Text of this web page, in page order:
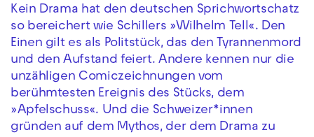
Kein Drama hat den deutschen Sprichwortschatz
so bereichert wie Schillers »Wilhelm Tell«. Den
Einen gilt es als Politstück, das den Tyrannenmord
und den Aufstand feiert. Andere kennen nur die
unzähligen Comiczeichnungen vom
berühmtesten Ereignis des Stücks, dem
»Apfelschuss«. Und die Schweizer*innen
gründen auf dem Mythos, der dem Drama zu